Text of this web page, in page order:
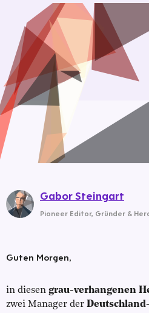
Guten Morgen,
in diesen grau-verhangenen
zwei Manager der
Gabor Steingart
Pioneer Editor, Gründer &